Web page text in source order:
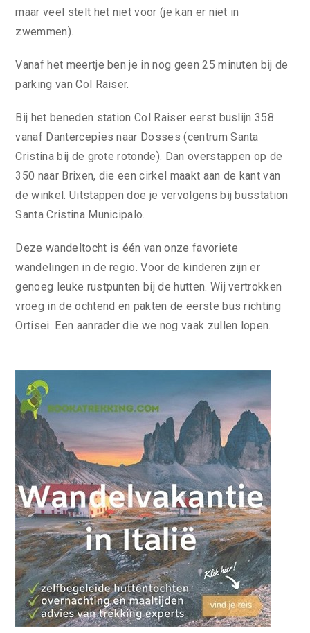
maar veel stelt het niet voor (je kan er niet in
zwemmen).
Vanaf het meertje ben je in nog geen 25 minuten bij de
parking van Col Raiser.
Bij het beneden station Col Raiser eerst buslijn 358
vanaf Dantercepies naar Dosses (centrum Santa
Cristina bij de grote rotonde). Dan overstappen op de
350 naar Brixen, die een cirkel maakt aan de kant van
de winkel. Uitstappen doe je vervolgens bij busstation
Santa Cristina Municipalo.
Deze wandeltocht is één van onze favoriete
wandelingen in de regio. Voor de kinderen zijn er
genoeg leuke rustpunten bij de hutten. Wij vertrokken
vroeg in de ochtend en pakten de eerste bus richting
Ortisei. Een aanrader die we nog vaak zullen lopen.